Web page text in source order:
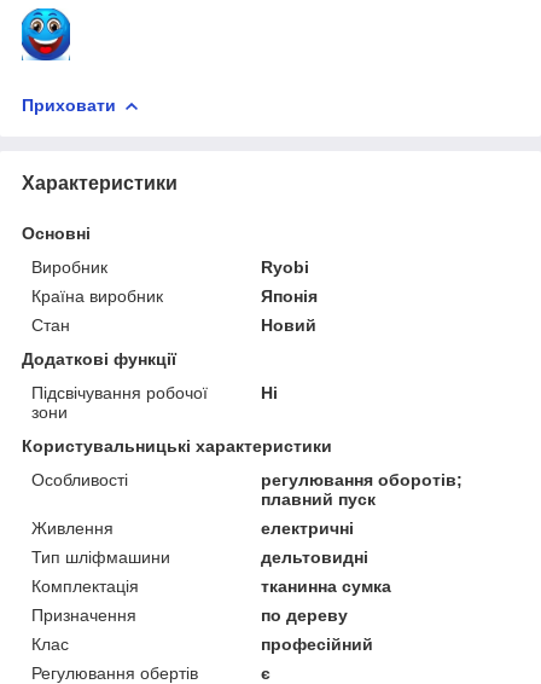
Приховати
Характеристики
Основні
Виробник
Ryobi
Країна виробник
Японія
Стан
Новий
Додаткові функції
Підсвічування робочої
зони
Ні
Користувальницькі характеристики
Особливості
регулювання оборотів;
плавний пуск
Живлення
електричні
Тип шліфмашини
дельтовидні
Комплектація
тканинна сумка
Призначення
по дереву
Клас
професійний
Регулювання обертів
є